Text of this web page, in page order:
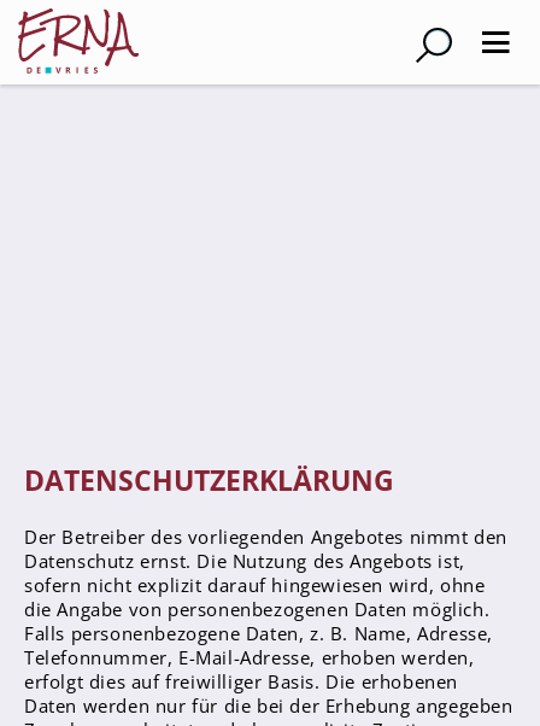
Schüler*innenvertretung
Sporthelfer*innen
Sanitätsdienst
Eltern
Förderverein
Elternvertreter*innen
DATENSCHUTZERKLÄRUNG
Der Betreiber des vorliegenden Angebotes nimmt den
Datenschutz ernst. Die Nutzung des Angebots ist,
sofern nicht explizit darauf hingewiesen wird, ohne
die Angabe von personenbezogenen Daten möglich.
Falls personenbezogene Daten, z. B. Name, Adresse,
Telefonnummer, E-Mail-Adresse, erhoben werden,
erfolgt dies auf freiwilliger Basis. Die erhobenen
Daten werden nur für die bei der Erhebung angegeben